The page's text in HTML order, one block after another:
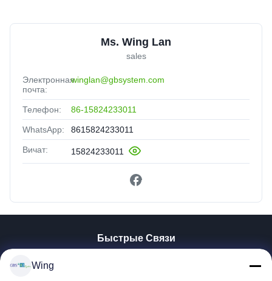
Ms. Wing Lan
sales
Электронная
почта:
winglan@gbsystem.com
Телефон: 86-15824233011
WhatsApp: 8615824233011
Вичат: 15824233011
Быстрые Связи
Wing